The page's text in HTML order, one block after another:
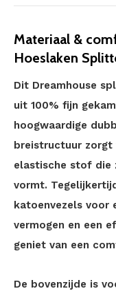
Materiaal &
Hoeslaken
Dit Dreamhouse
uit 100% fijn
hoogwaardige
breistructuur zorgt
elastische stof die
vormt.
katoenvezels voor
vermogen en een
geniet van een
De bovenzijde is